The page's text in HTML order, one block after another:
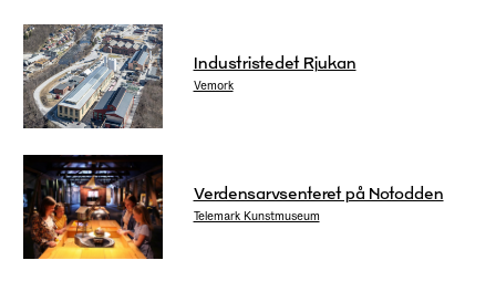
Industristedet Rjukan
Vemork
Verdensarvsenteret på Notodden
Telemark Kunstmuseum